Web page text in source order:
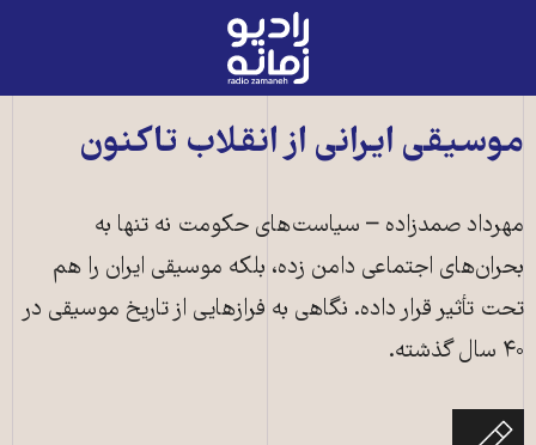
رادیو
زمانه
صفحه
موسیقی ایرانی از انقلاب تاکنون
مهرداد صمدزاده – سیاست‌های حکومت نه تنها به
بحران‌های اجتماعی دامن زده، بلکه موسیقی ایران را هم
تحت تأثیر قرار داده. نگاهی به فرازهایی از تاریخ موسیقی در
۴۰ سال گذشته.
جاه‌طلبی‌های رژیم فقاهتی برای خودکفایی نه فقط سبب بحران‌های اجتماعی شده،